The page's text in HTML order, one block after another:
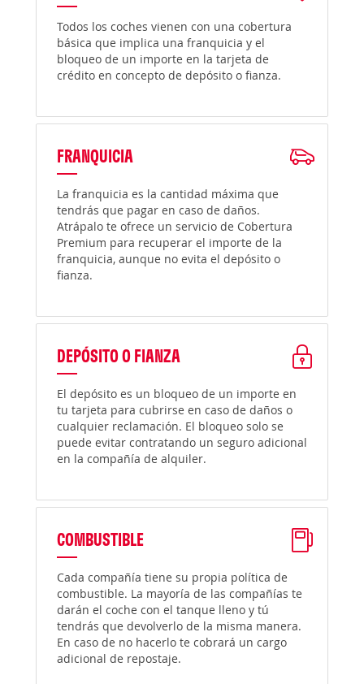
Todos los coches vienen con una cobertura
básica que implica una franquicia y el
bloqueo de un importe en la tarjeta de
crédito en concepto de depósito o fianza.
FRANQUICIA
La franquicia es la cantidad máxima que
tendrás que pagar en caso de daños.
Atrápalo te ofrece un servicio de Cobertura
Premium para recuperar el importe de la
franquicia, aunque no evita el depósito o
fianza.
DEPÓSITO O FIANZA
El depósito es un bloqueo de un importe en
tu tarjeta para cubrirse en caso de daños o
cualquier reclamación. El bloqueo solo se
puede evitar contratando un seguro adicional
en la compañía de alquiler.
COMBUSTIBLE
Cada compañía tiene su propia política de
combustible. La mayoría de las compañías te
darán el coche con el tanque lleno y tú
tendrás que devolverlo de la misma manera.
En caso de no hacerlo te cobrará un cargo
adicional de repostaje.